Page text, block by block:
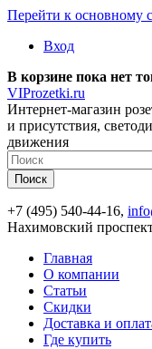
Перейти к основному
Вход
В корзине пока нет
VIProzetki.ru
Интернет-магазин
и присутствия,
движения
+7 (495) 540-44-16,
Нахимовский
Главная
О компании
Статьи
Скидки
Доставка и
Где купить